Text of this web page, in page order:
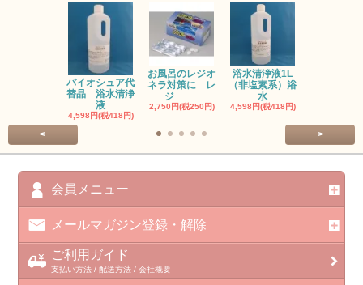
バイオシュア代
替品 浴水清浄
液
4,598円(税418円)
お風呂のレジオ
ネラ対策に レ
ジ
2,750円(税250円)
浴水清浄液1L
（非塩素系）浴
水
4,598円(税418円)
< >
会員メニュー
メールマガジン登録・解除
ご利用ガイド
支払い方法 / 配送方法 / 会社概要